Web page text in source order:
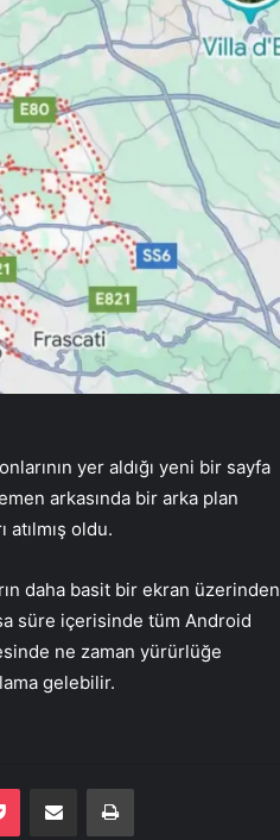
yer aldığı yeni bir sayfa
arkasında bir arka plan
atılmış oldu.
daha basit bir ekran üzerinden
süre içerisinde tüm Android
ne zaman yürürlüğe
gelebilir.
Pocket E-Posta ile paylaş Yazdır